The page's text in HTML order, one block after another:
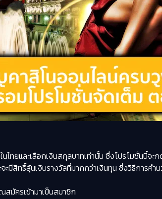
ไทยและเลือกเงินสกุลบาทเท่านั้น ซึ่งโปรโมชั่นนี้จ
ะมีสิทธิ์ลุ้นเงินรางวัลที่มากกว่าเงินทุน ซึ่งวิธีการ
มัครเข้ามาเป็นสมาชิก